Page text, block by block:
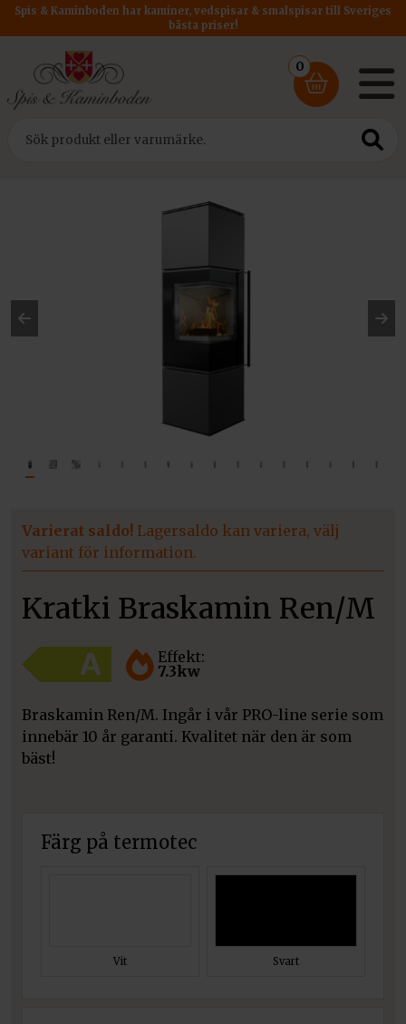
Spis & Kaminboden har kaminer, vedspisar & smalspisar till Sveriges
bästa priser!
0
Varierat saldo! Lagersaldo kan variera, välj
variant för information.
Kratki Braskamin Ren/M
Effekt:
7.3kw
Braskamin Ren/M. Ingår i vår PRO-line serie som
innebär 10 år garanti. Kvalitet när den är som
bäst!
Färg på termotec
Vit Svart